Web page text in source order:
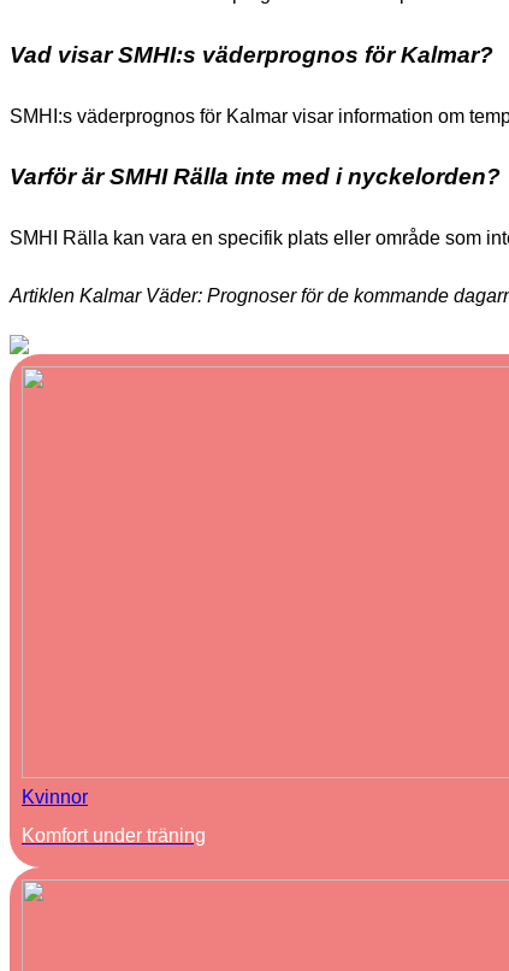
Vad visar SMHI:s väderprognos för Kalmar?
SMHI:s väderprognos för Kalmar visar information om
Varför är SMHI Rälla inte med i nyckelorden?
SMHI Rälla kan vara en specifik plats eller område som
Artiklen Kalmar Väder: Prognoser för de kommande
Kvinnor
Komfort under träning